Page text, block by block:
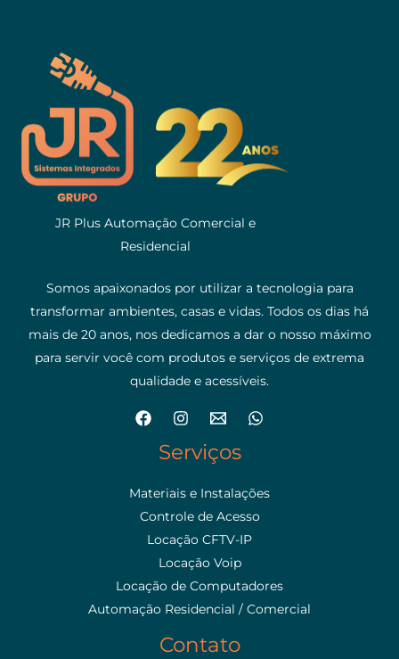
JR Plus Automação Comercial e
Residencial
Somos apaixonados por utilizar a tecnologia para
transformar ambientes, casas e vidas. Todos os dias há
mais de 20 anos, nos dedicamos a dar o nosso máximo
para servir você com produtos e serviços de extrema
qualidade e acessíveis.
Serviços
Materiais e Instalações
Controle de Acesso
Locação CFTV-IP
Locação Voip
Locação de Computadores
Automação Residencial / Comercial
Contato